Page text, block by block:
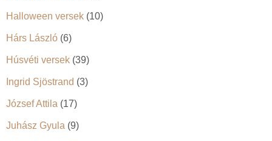
Halloween versek (10)
Hárs László (6)
Húsvéti versek (39)
Ingrid Sjöstrand (3)
József Attila (17)
Juhász Gyula (9)